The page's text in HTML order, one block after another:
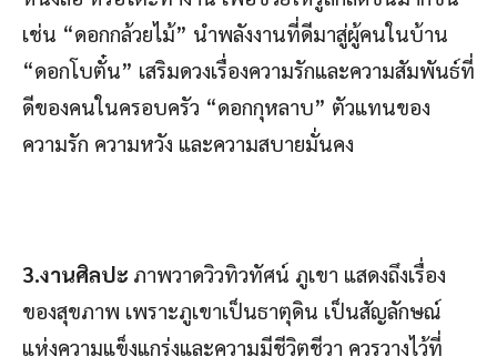
เช่น “ดอกกล้วยไม้” นำพลังงานที่ดีมาสู่ผู้คนในบ้าน
“ดอกโบตั๋น” เสริมดวงเรื่องความรักและความสัมพันธ์ที่
ดีของคนในครอบครัว “ดอกกุหลาบ” ตัวแทนของ
ความรัก ความหวัง และความสบายมั่นคง
3.งานศิลปะ ภาพวาดวิวทิวทัศน์ ภูเขา แสดงถึงเรื่อง
ของสุขภาพ เพราะภูเขาเป็นธาตุดิน เป็นสัญลักษณ์
แห่งความแข็งแกร่งและความมีชีวิตชีวา ควรวางไว้ที่